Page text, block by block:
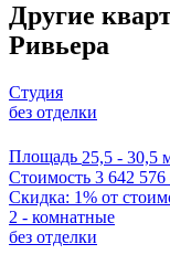
Другие
Ривьера
Студия
без отделки
Площадь 25,5 - 30,5
Стоимость 3 642
Скидка: 1% от
2 - комнатные
без отделки